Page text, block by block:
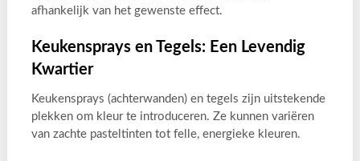
afhankelijk van het gewenste effect.
Keukensprays en Tegels: Een Levendig
Kwartier
Keukensprays (achterwanden) en tegels zijn uitstekende
plekken om kleur te introduceren. Ze kunnen variëren
van zachte pasteltinten tot felle, energieke kleuren.